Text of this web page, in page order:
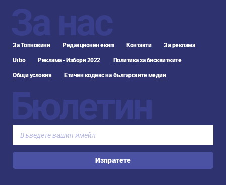
За нас
За Топновини Редакционен екип Контакти За реклама
Urbo Реклама - Избори 2022 Политика за бисквитките
Общи условия Етичен кодекс на българските медии
Бюлетин
Изпратете